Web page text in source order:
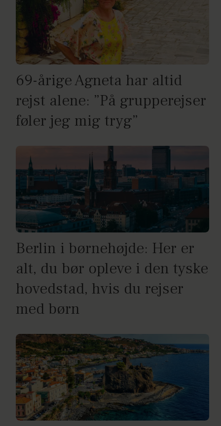
69-årige Agneta har altid
rejst alene: ”På grupperejser
føler jeg mig tryg”
Berlin i børnehøjde: Her er
alt, du bør opleve i den tyske
hovedstad, hvis du rejser
med børn